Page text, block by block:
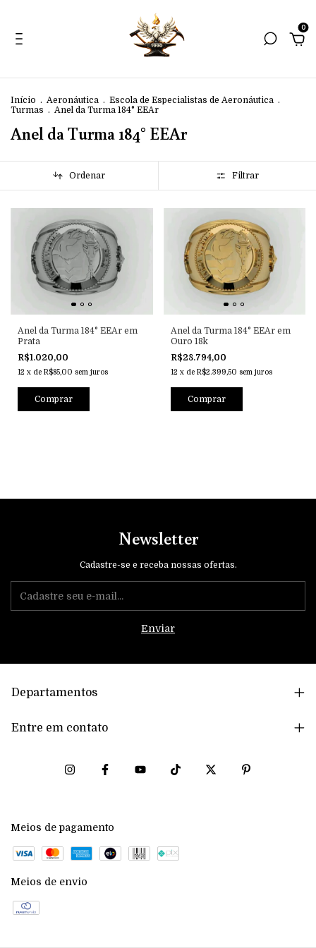
0
Início . Aeronáutica . Escola de Especialistas de Aeronáutica .
Turmas . Anel da Turma 184° EEAr
Anel da Turma 184° EEAr
Ordenar Filtrar
Anel da Turma 184° EEAr em
Prata
R$1.020,00
12 x de R$85,00 sem juros
Anel da Turma 184° EEAr em
Ouro 18k
R$28.794,00
12 x de R$2.399,50 sem juros
Newsletter
Cadastre-se e receba nossas ofertas.
Departamentos
Entre em contato
Meios de pagamento
Meios de envio